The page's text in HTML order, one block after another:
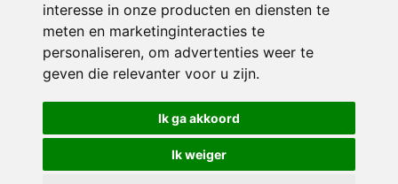
interesse in onze producten en diensten te
meten en marketinginteracties te
personaliseren, om advertenties weer te
geven die relevanter voor u zijn.
Ik ga akkoord
Ik weiger
© 2026 Sint Bernardus | Alle rechten voorbehouden
Privacy policy|Disclaimer| Klachtenregeling|RSIN en Anbi
voorkeuren
Crealisatie The MindOffice